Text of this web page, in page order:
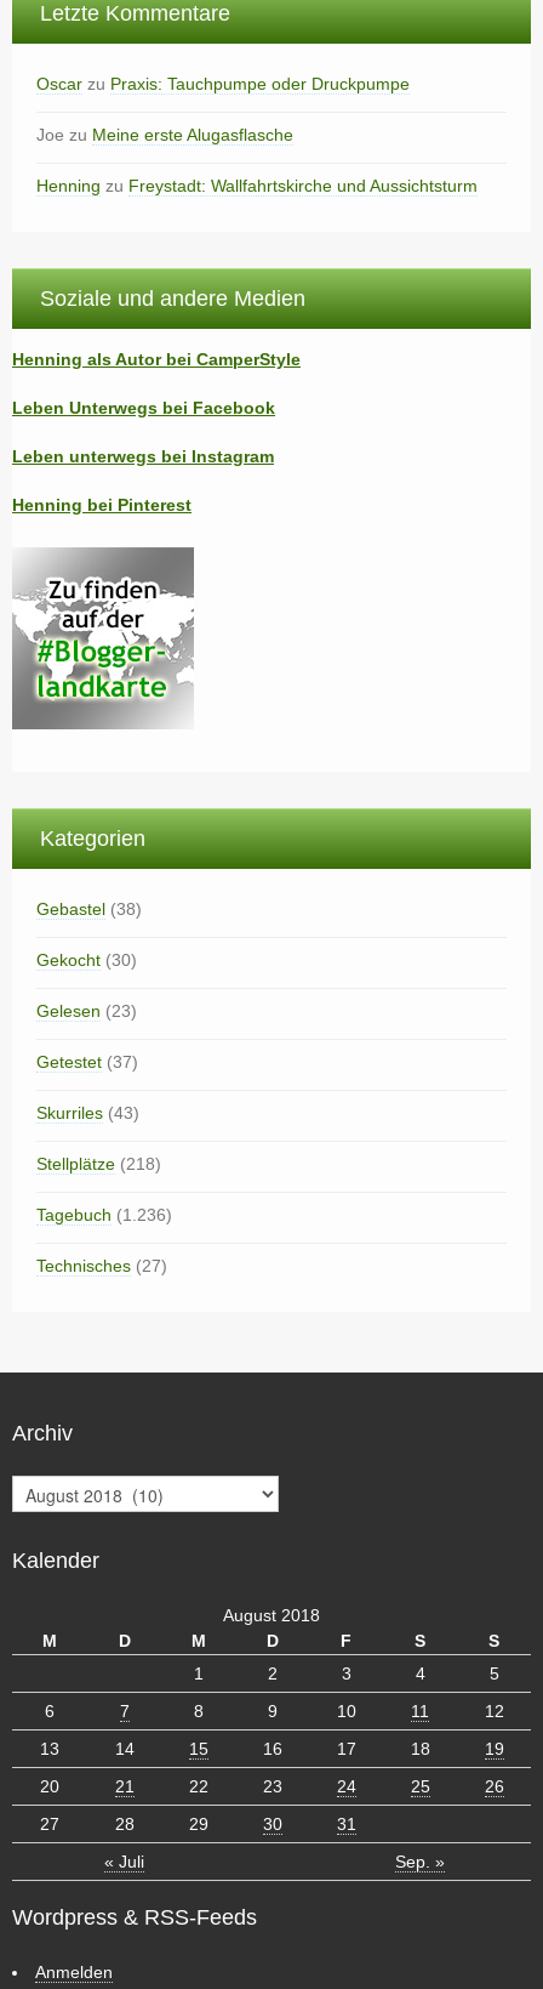
Letzte Kommentare
Oscar zu Praxis: Tauchpumpe oder Druckpumpe
Joe zu Meine erste Alugasflasche
Henning zu Freystadt: Wallfahrtskirche und Aussichtsturm
Soziale und andere Medien
Henning als Autor bei CamperStyle
Leben Unterwegs bei Facebook
Leben unterwegs bei Instagram
Henning bei Pinterest
Kategorien
Gebastel (38)
Gekocht (30)
Gelesen (23)
Getestet (37)
Skurriles (43)
Stellplätze (218)
Tagebuch (1.236)
Technisches (27)
Archiv
r
h
Kalender
August 2018
M
D M D F S S
« Juli Sep. »
1 2 3 4
5
6
7 8 9 10 11
12
13
14 15 16 17 18
19
20
21 22 23 24 25
26
27
28 29 30 31
Wordpress & RSS-Feeds
Anmelden